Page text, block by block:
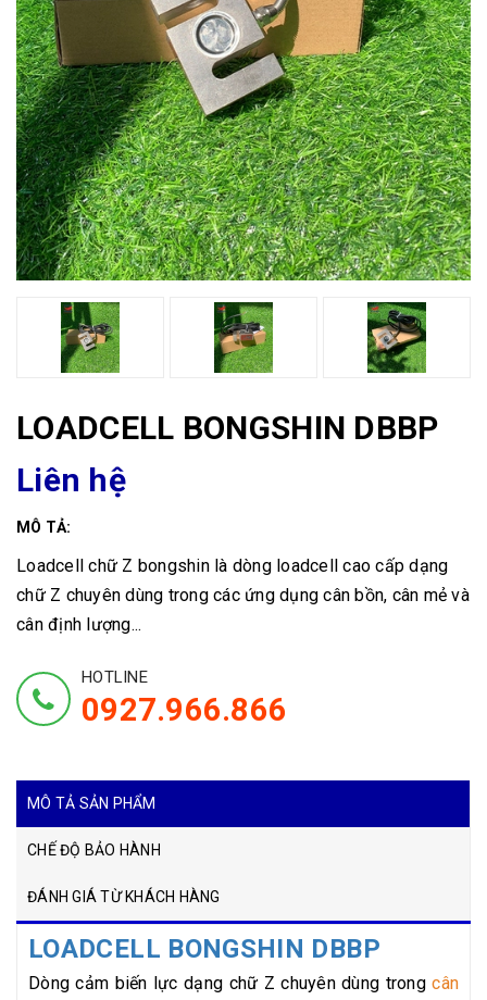
LOADCELL BONGSHIN DBBP
Liên hệ
MÔ TẢ:
Loadcell chữ Z bongshin là dòng loadcell cao cấp dạng
chữ Z chuyên dùng trong các ứng dụng cân bồn, cân mẻ và
cân định lượng...
HOTLINE
0927.966.866
MÔ TẢ SẢN PHẨM
CHẾ ĐỘ BẢO HÀNH
ĐÁNH GIÁ TỪ KHÁCH HÀNG
LOADCELL BONGSHIN DBBP
Dòng cảm biến lực dạng chữ Z chuyên dùng trongcân